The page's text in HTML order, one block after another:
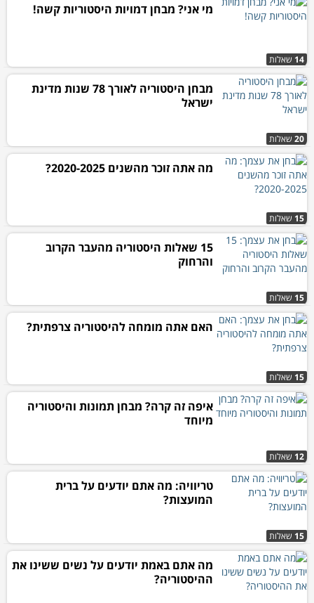
14 שאלות
מי אני? מבחן דמויות היסטוריות קשה!
20 שאלות
מבחן היסטוריה לאורך 78 שנות מדינת
ישראל
15 שאלות
מה אתה זוכר מהשנים 2020-2025?
15 שאלות
15 שאלות היסטוריה מהעבר הקרוב
והרחוק
15 שאלות
האם אתה מומחה להיסטוריה צרפתית?
12 שאלות
איפה זה קרה? מבחן תמונות והיסטוריה
מיוחד
15 שאלות
טריוויה: מה אתם יודעים על ברית
המועצות?
מה אתם באמת יודעים על נשים ששינו את
ההיסטוריה?